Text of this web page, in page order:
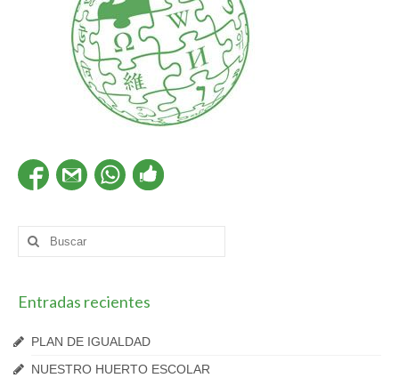
Buscar
por:
Entradas recientes
PLAN DE IGUALDAD
NUESTRO HUERTO ESCOLAR